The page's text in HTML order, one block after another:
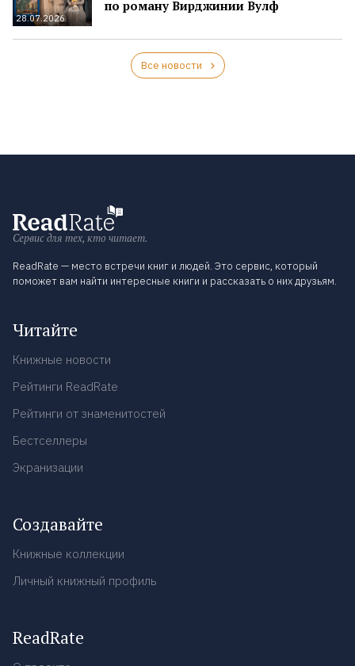
28.07.2026
по роману Вирджинии Вулф
Все новости
Сервис для тех, кто читает.
ReadRate — место встречи книг и людей. Это сервис, который
поможет вам найти интересные книги и рассказать о них друзьям.
Читайте
Книжные новости
Рейтинги ReadRate
Рейтинги от знаменитостей
Бестселлеры
Экранизации
Создавайте
Книжные коллекции
Личный книжный профиль
ReadRate